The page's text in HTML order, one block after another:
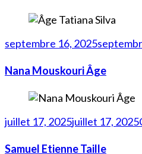
septembre 16, 2025
Nana Mouskouri Âge
juillet 17, 2025juillet 17, 2025
Samuel Etienne Taille